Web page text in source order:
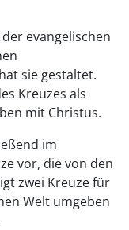
evangelischen
sie gestaltet.
Kreuzes als
mit Christus.
im
vor, die von den
zwei Kreuze für
Welt umgeben